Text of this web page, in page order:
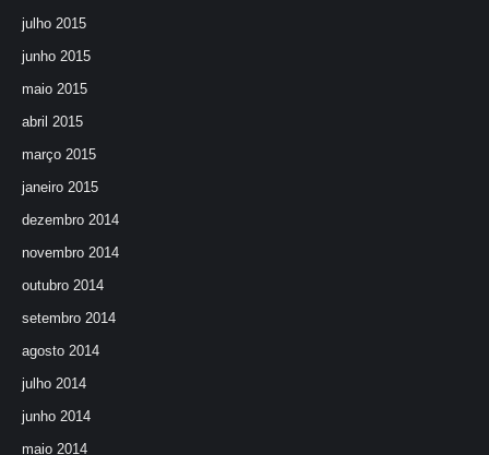
julho 2015
junho 2015
maio 2015
abril 2015
março 2015
janeiro 2015
dezembro 2014
novembro 2014
outubro 2014
setembro 2014
agosto 2014
julho 2014
junho 2014
maio 2014